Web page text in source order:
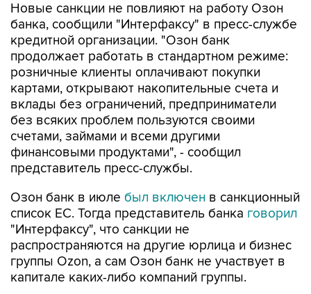
Новые санкции не повлияют на работу Озон
банка, сообщили "Интерфаксу" в пресс-службе
кредитной организации. "Озон банк
продолжает работать в стандартном режиме:
розничные клиенты оплачивают покупки
картами, открывают накопительные счета и
вклады без ограничений, предприниматели
без всяких проблем пользуются своими
счетами, займами и всеми другими
финансовыми продуктами", - сообщил
представитель пресс-службы.
Озон банк в июле был включен в санкционный
список ЕС. Тогда представитель банка говорил
"Интерфаксу", что санкции не
распространяются на другие юрлица и бизнес
группы Ozon, а сам Озон банк не участвует в
капитале каких-либо компаний группы.